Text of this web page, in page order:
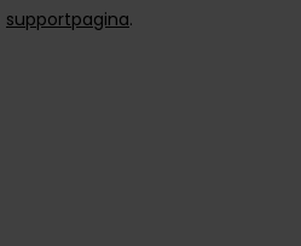
supportpagina.